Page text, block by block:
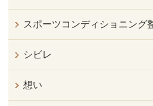
スポーツコンディショニング
シビレ
想い